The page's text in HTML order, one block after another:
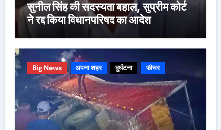
सुनील सिंह की सदस्यता बहाल, सुप्रीम कोर्ट
ने रद्द किया विधानपरिषद का आदेश
Big News अपना शहर दुर्घटना फीचर